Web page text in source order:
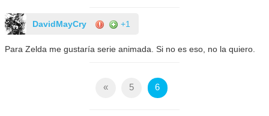
DavidMayCry +1
Para Zelda me gustaría serie animada. Si no es eso, no la quiero.
« 5 6